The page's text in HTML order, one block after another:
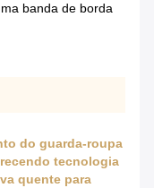
banda de borda
do guarda-roupa
tecnologia
quente para